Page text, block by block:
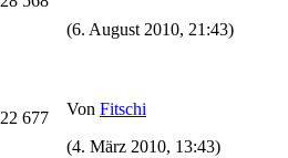
(6. August 2010, 21:43)
22 677 Von Fitschi
(4. März 2010, 13:43)